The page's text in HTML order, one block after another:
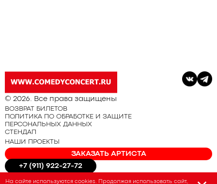
На сайте используются cookies. Продолжая использовать сайт,
© 2026. Все права защищены
ВОЗВРАТ БИЛЕТОВ
ПОЛИТИКА ПО ОБРАБОТКЕ И ЗАЩИТЕ
ПЕРСОНАЛЬНЫХ ДАННЫХ
СТЕНДАП
НАШИ ПРОЕКТЫ
ЗАКАЗАТЬ АРТИСТА
+7 (911) 922-27-72